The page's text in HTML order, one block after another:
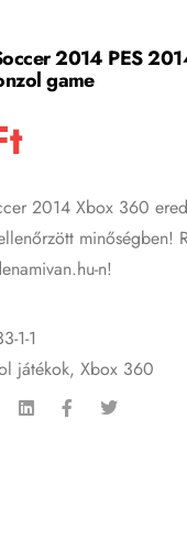
2014 PES
game
2014 Xbox 360
minőségben!
n!
1-1
játékok,Xbox 360